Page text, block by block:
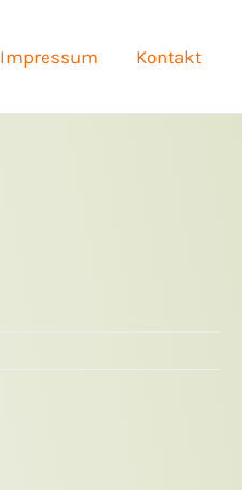
Impressum Kontakt